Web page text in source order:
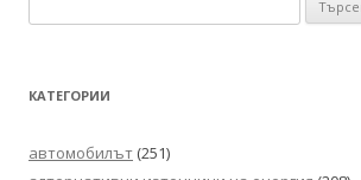
за:
КАТЕГОРИИ
автомобилът (251)